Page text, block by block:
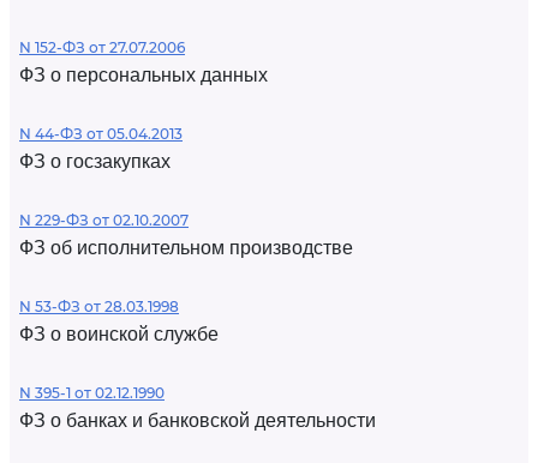
N 152-ФЗ от 27.07.2006
ФЗ о персональных данных
N 44-ФЗ от 05.04.2013
ФЗ о госзакупках
N 229-ФЗ от 02.10.2007
ФЗ об исполнительном производстве
N 53-ФЗ от 28.03.1998
ФЗ о воинской службе
N 395-1 от 02.12.1990
ФЗ о банках и банковской деятельности